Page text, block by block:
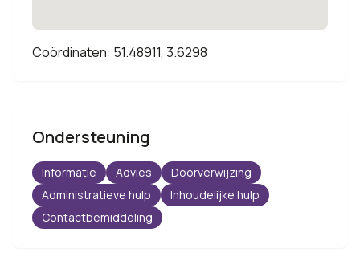
Coördinaten: 51.48911, 3.6298
Ondersteuning
Informatie Advies
Doorverwijzing
Administratieve hulp
Inhoudelijke hulp
Contactbemiddeling